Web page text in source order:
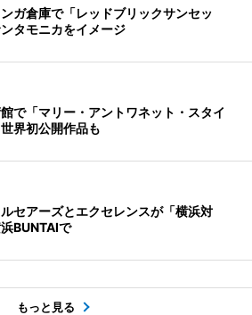
ガ倉庫で「レッドブリックサンセッ
タモニカをイメージ
で「マリー・アントワネット・スタイ
界初公開作品も
セアーズとエクセレンスが「横浜対
BUNTAIで
もっと見る